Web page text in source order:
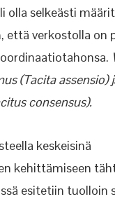
olla selkeästi
että verkostolla on
(Tacita assensio)
consensus).
keskeisinä
kehittämiseen
esitetiin tuolloin